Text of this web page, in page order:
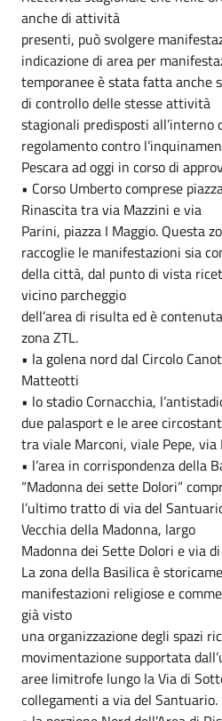
anche di attività
presenti, può svolgere
indicazione di area per
temporanee è stata fatta anche
di controllo delle stesse attività
stagionali predisposti all’interno
regolamento contro
Pescara ad oggi in corso di
• Corso Umberto comprese
Rinascita tra via Mazzini e via
Parini, piazza I Maggio. Questa
raccoglie le manifestazioni sia
della città, dal punto di vista
vicino parcheggio
dell’area di risulta ed è
zona ZTL.
• la golena nord dal Circolo
Matteotti
• lo stadio Cornacchia,
due palasport e le aree
tra viale Marconi, viale Pepe, via
• l’area in corrispondenza della
“Madonna dei sette Dolori”
l’ultimo tratto di via del
Vecchia della Madonna, largo
Madonna dei Sette Dolori e via
La zona della Basilica è
manifestazioni religiose e
già visto
una organizzazione degli spazi
movimentazione supportata
aree limitrofe lungo la Via di
collegamenti a via del Santuario.